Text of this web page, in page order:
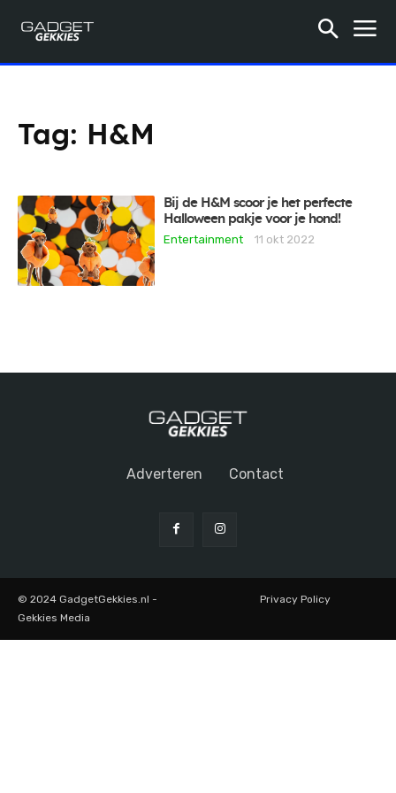
Tag: H&M
Bij de H&M scoor je het perfecte
Halloween pakje voor je hond!
Entertainment
11 okt 2022
Adverteren Contact
© 2024 GadgetGekkies.nl -
Gekkies Media
Privacy Policy